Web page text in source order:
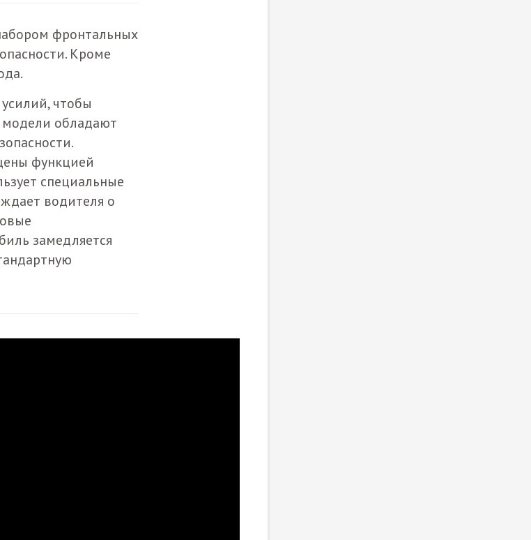
фронтальных
Кроме
чтобы
обладают
функцией
специальные
водителя о
замедляется